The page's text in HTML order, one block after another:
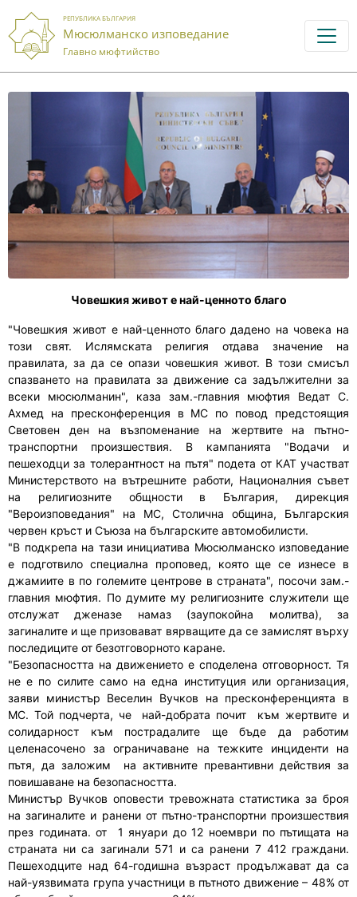
РЕПУБЛИКА БЪЛГАРИЯ
Мюсюлманско изповедание
Главно мюфтийство
Човешкия живот е най-ценното благо
"Човешкия живот е най-ценното благо дадено на човека на
този свят. Ислямската религия отдава значение на
правилата, за да се опази човешкия живот. В този смисъл
спазването на правилата за движение са задължителни за
всеки мюсюлманин", каза зам.-главния мюфтия Ведат С.
Ахмед на пресконференция в МС по повод предстоящия
Световен ден на възпоменание на жертвите на пътно-
транспортни произшествия. В кампанията "Водачи и
пешеходци за толерантност на пътя" подета от КАТ участват
Министерството на вътрешните работи, Националния съвет
на религиозните общности в България, дирекция
"Вероизповедания" на МС, Столична община, Българския
червен кръст и Съюза на българските автомобилисти.
"В подкрепа на тази инициатива Мюсюлманско изповедание
е подготвило специална проповед, която ще се изнесе в
джамиите в по големите центрове в страната", посочи зам.-
главния мюфтия. По думите му религиозните служители ще
отслужат дженазе намаз (заупокойна молитва), за
загиналите и ще призовават вярващите да се замислят върху
последиците от безотговорното каране.
"Безопасността на движението е споделена отговорност. Тя
не е по силите само на една институция или организация,
заяви министър Веселин Вучков на пресконференцията в
МС. Той подчерта, че най-добрата почит към жертвите и
солидарност към пострадалите ще бъде да работим
целенасочено за ограничаване на тежките инциденти на
пътя, да заложим на активните превантивни действия за
повишаване на безопасността.
Министър Вучков оповести тревожната статистика за броя
на загиналите и ранени от пътно-транспортни произшествия
през годината. от 1 януари до 12 ноември по пътищата на
страната ни са загинали 571 и са ранени 7 412 граждани.
Пешеходците над 64-годишна възраст продължават да са
най-уязвимата група участници в пътното движение – 48% от